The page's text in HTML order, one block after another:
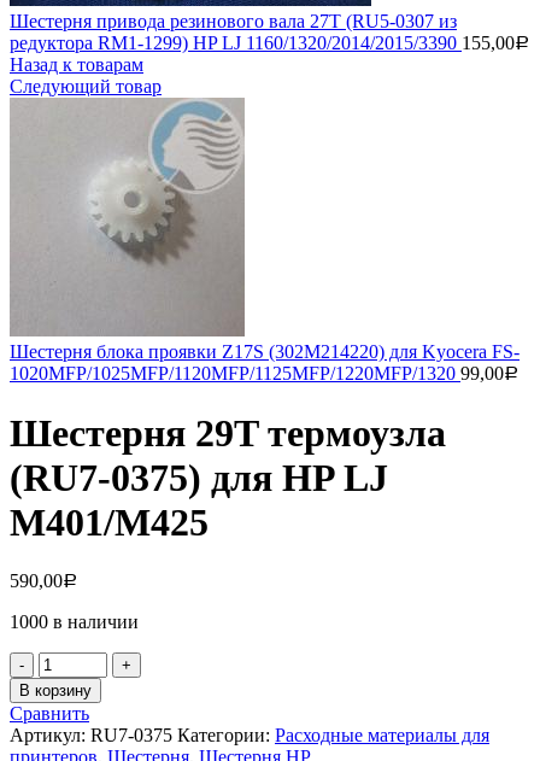
Шестерня привода резинового вала 27T (RU5-0307 из
редуктора RM1-1299) HP LJ 1160/1320/2014/2015/3390 155,00Р
Назад к товарам
Следующий товар
Шестерня блока проявки Z17S (302M214220) для Kyocera FS-
1020MFP/1025MFP/1120MFP/1125MFP/1220MFP/1320 99,00Р
Шестерня 29T термоузла
(RU7-0375) для HP LJ
M401/M425
590,00Р
1000 в наличии
Количество
товара
Шестерня
29T
термоузла
В корзину
Сравнить
Артикул: RU7-0375 Категории: Расходные материалы для